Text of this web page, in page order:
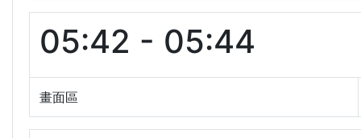
05:42 - 05:44
畫面區